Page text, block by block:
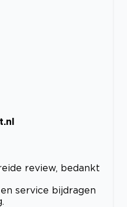
review, bedankt
service bijdragen